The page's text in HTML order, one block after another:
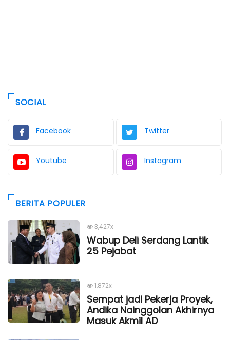
SOCIAL
Facebook Twitter
Youtube Instagram
BERITA POPULER
3,427x
Wabup Deli Serdang Lantik
25 Pejabat
1,872x
Sempat jadi Pekerja Proyek,
Andika Nainggolan Akhirnya
Masuk Akmil AD